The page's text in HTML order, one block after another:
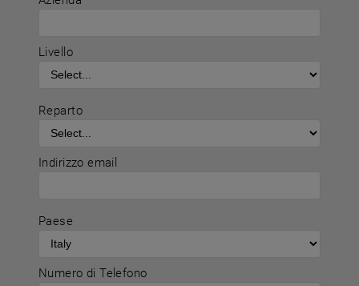
Livello
Reparto
Indirizzo email
Paese
Numero di Telefono